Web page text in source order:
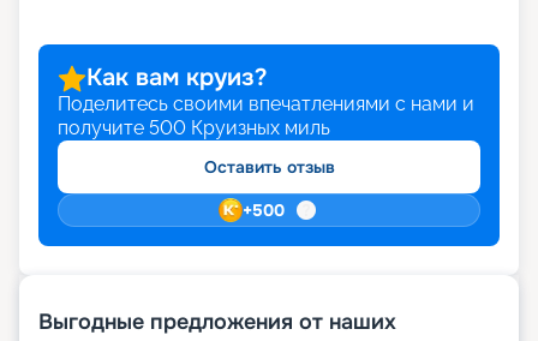
Как вам круиз?
Поделитесь своими впечатлениями с нами и
получите 500 Круизных миль
Оставить отзыв
+500
Выгодные предложения от наших